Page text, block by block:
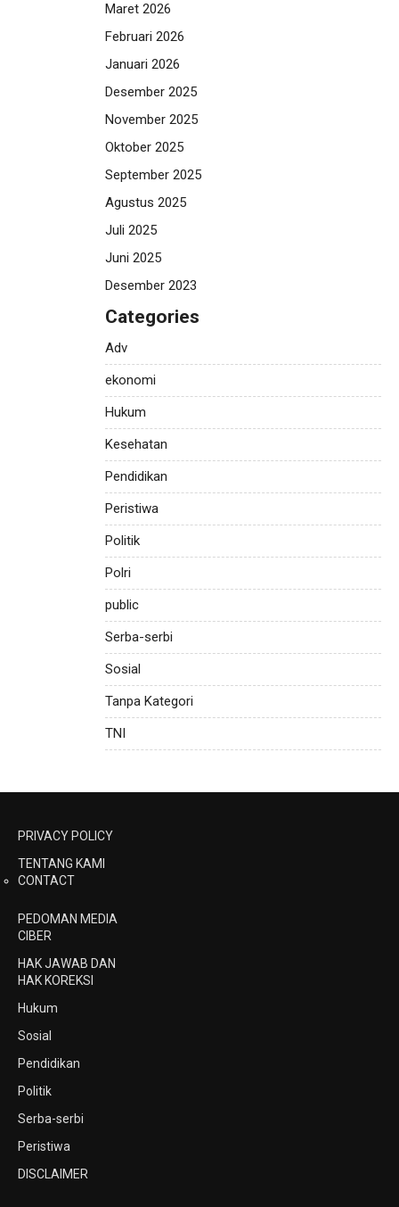
Maret 2026
Februari 2026
Januari 2026
Desember 2025
November 2025
Oktober 2025
September 2025
Agustus 2025
Juli 2025
Juni 2025
Desember 2023
Categories
Adv
ekonomi
Hukum
Kesehatan
Pendidikan
Peristiwa
Politik
Polri
public
Serba-serbi
Sosial
Tanpa Kategori
TNI
PRIVACY POLICY
TENTANG KAMI
CONTACT
PEDOMAN MEDIA
CIBER
HAK JAWAB DAN
HAK KOREKSI
Hukum
Sosial
Pendidikan
Politik
Serba-serbi
Peristiwa
DISCLAIMER